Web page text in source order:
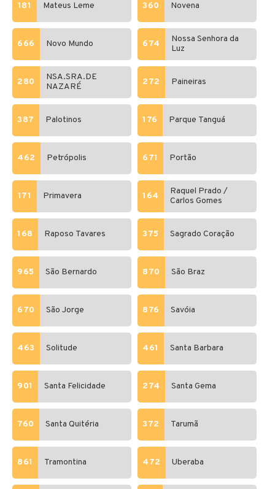
181 Mateus Leme 360 Novena
666 Novo Mundo 674
Nossa Senhora da
Luz
280
NSA.SRA.DE
NAZARÉ
272 Paineiras
387 Palotinos 176 Parque Tanguá
462 Petrópolis 671 Portão
171 Primavera 164
Raquel Prado /
Carlos Gomes
168 Raposo Tavares 375 Sagrado Coração
965 São Bernardo 870 São Braz
670 São Jorge 876 Savóia
463 Solitude 461 Santa Barbara
901 Santa Felicidade 274 Santa Gema
760 Santa Quitéria 372 Tarumã
861 Tramontina 472 Uberaba